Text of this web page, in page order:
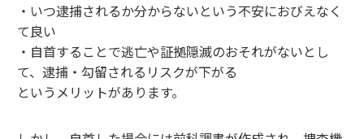
・いつ逮捕されるか分からないという不安におびえなく
て良い
・自首することで逃亡や証拠隠滅のおそれがないとし
て、逮捕・勾留されるリスクが下がる
というメリットがあります。